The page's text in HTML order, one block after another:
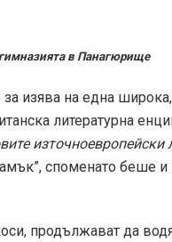
в Панагюрище
изява на една
литературна
източноевропейски
споменато беше
продължават да